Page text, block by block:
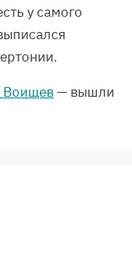
у самого
Воищев— вышли